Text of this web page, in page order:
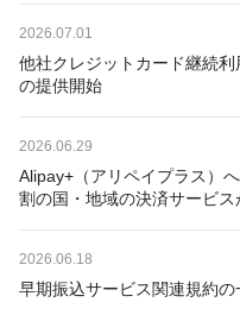
2026.07.01
他社クレジットカード継続利
の提供開始
2026.06.29
Alipay+（アリペイプラス）
割の国・地域の決済サービス
2026.06.18
早期振込サービス関連規約